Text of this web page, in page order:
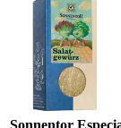
Sonnentor